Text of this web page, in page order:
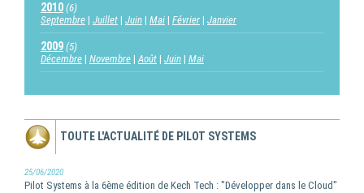
2010 (6)
Septembre Juillet Juin Mai Février Janvier
2009 (5)
Décembre Novembre Août Juin Mai
TOUTE L'ACTUALITÉ DE PILOT SYSTEMS
25/06/2020
Pilot Systems à la 6ème édition de Kech Tech : "Développer dans le Cloud"